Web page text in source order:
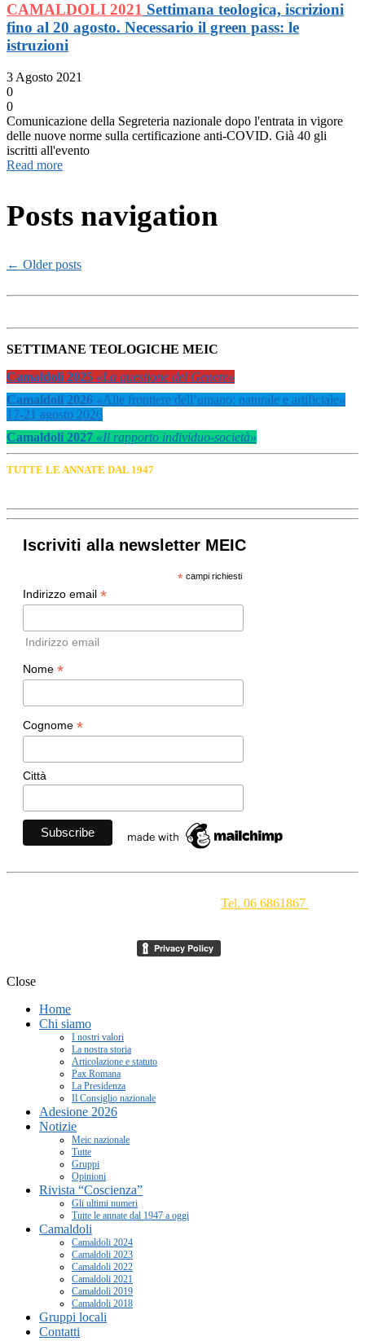
CAMALDOLI 2021 Settimana teologica, iscrizioni
fino al 20 agosto. Necessario il green pass: le
istruzioni
3 Agosto 2021
0
0
Comunicazione della Segreteria nazionale dopo l'entrata in vigore
delle nuove norme sulla certificazione anti-COVID. Già 40 gli
iscritti all'evento
Read more
Posts navigation
← Older posts
SETTIMANE TEOLOGICHE MEIC
Camaldoli 2025 «La questione del Genere»
Camaldoli 2026 «Alle frontiere dell’umano: naturale e artificiale»
17-21 agosto 2026
Camaldoli 2027 «Il rapporto individuo-società»
TUTTE LE ANNATE DAL 1947
Iscriviti alla newsletter MEIC
*campi richiesti
Indirizzo email *
Indirizzo email
Nome *
Cognome *
Città
Tel. 06 6861867
Close
Home
Chi siamo
I nostri valori
La nostra storia
Articolazione e statuto
Pax Romana
La Presidenza
Il Consiglio nazionale
Adesione 2026
Notizie
Meic nazionale
Tutte
Gruppi
Opinioni
Rivista “Coscienza”
Gli ultimi numeri
Tutte le annate dal 1947 a oggi
Camaldoli
Camaldoli 2024
Camaldoli 2023
Camaldoli 2022
Camaldoli 2021
Camaldoli 2019
Camaldoli 2018
Gruppi locali
Contatti